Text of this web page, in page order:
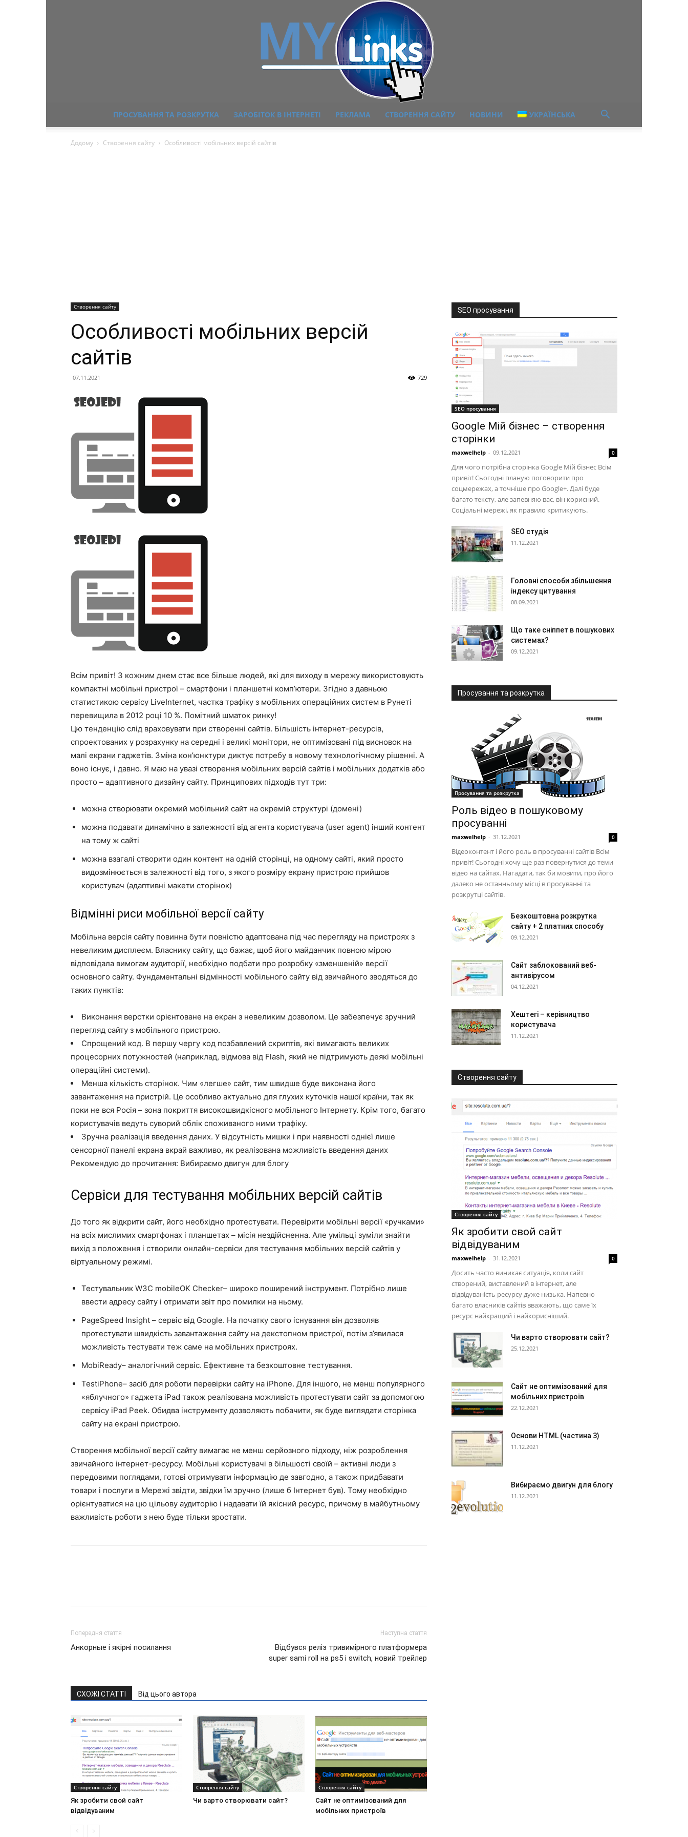
ПРОСУВАННЯ ТА РОЗКРУТКА ЗАРОБІТОК В ІНТЕРНЕТІ РЕКЛАМА СТВОРЕННЯ САЙТУ НОВИНИ УКРАЇНСЬКА
Додому Створення сайту Особливості мобільних версій сайтів
Створення сайту
Особливості мобільних версій
сайтів
07.11.2021 729
Всім привіт! З кожним днем стає все більше людей, які для виходу в мережу використовують
компактні мобільні пристрої – смартфони і планшетні комп’ютери. Згідно з давньою
статистикою сервісу LiveInternet, частка трафіку з мобільних операційних систем в Рунеті
перевищила в 2012 році 10 %. Помітний шматок ринку!
Цю тенденцію слід враховувати при створенні сайтів. Більшість інтернет-ресурсів,
спроектованих у розрахунку на середні і великі монітори, не оптимізовані під висновок на
малі екрани гаджетів. Зміна кон’юнктури диктує потребу в новому технологічному рішенні. А
воно існує, і давно. Я маю на увазі створення мобільних версій сайтів і мобільних додатків або
просто – адаптивного дизайну сайту. Принципових підходів тут три:
можна створювати окремий мобільний сайт на окремій структурі (домені)
можна подавати динамічно в залежності від агента користувача (user agent) інший контент
на тому ж сайті
можна взагалі створити один контент на одній сторінці, на одному сайті, який просто
видозмінюється в залежності від того, з якого розміру екрану пристрою прийшов
користувач (адаптивні макети сторінок)
Відмінні риси мобільної версії сайту
Мобільна версія сайту повинна бути повністю адаптована під час перегляду на пристроях з
невеликим дисплеєм. Власнику сайту, що бажає, щоб його майданчик повною мірою
відповідала вимогам аудиторії, необхідно подбати про розробку «зменшеній» версії
основного сайту. Фундаментальні відмінності мобільного сайту від звичайного зводяться до
таких пунктів:
Виконання верстки орієнтоване на екран з невеликим дозволом. Це забезпечує зручний
перегляд сайту з мобільного пристрою.
Спрощений код. В першу чергу код позбавлений скриптів, які вимагають великих
процесорних потужностей (наприклад, відмова від Flash, який не підтримують деякі мобільні
операційні системи).
Менша кількість сторінок. Чим «легше» сайт, тим швидше буде виконана його
завантаження на пристрій. Це особливо актуально для глухих куточків нашої країни, так як
поки не вся Росія – зона покриття високошвидкісного мобільного Інтернету. Крім того, багато
користувачів ведуть суворий облік споживаного ними трафіку.
Зручна реалізація введення даних. У відсутність мишки і при наявності однієї лише
сенсорної панелі екрана вкрай важливо, як реалізована можливість введення даних
Рекомендую до прочитання: Вибираємо двигун для блогу
Сервіси для тестування мобільних версій сайтів
До того як відкрити сайт, його необхідно протестувати. Перевірити мобільні версії «ручками»
на всіх мислимих смартфонах і планшетах – місія нездійсненна. Але умільці зуміли знайти
вихід з положення і створили онлайн-сервіси для тестування мобільних версій сайтів у
віртуальному режимі.
Тестувальник W3C mobileOK Checker– широко поширений інструмент. Потрібно лише
ввести адресу сайту і отримати звіт про помилки на ньому.
PageSpeed Insight – сервіс від Google. На початку свого існування він дозволяв
протестувати швидкість завантаження сайту на декстопном пристрої, потім з’явилася
можливість тестувати теж саме на мобільних пристроях.
MobiReady– аналогічний сервіс. Ефективне та безкоштовне тестування.
TestiPhone– засіб для роботи перевірки сайту на iPhone. Для іншого, не менш популярного
«яблучного» гаджета iPad також реалізована можливість протестувати сайт за допомогою
сервісу iPad Peek. Обидва інструменту дозволяють побачити, як буде виглядати сторінка
сайту на екрані пристрою.
Створення мобільної версії сайту вимагає не менш серйозного підходу, ніж розроблення
звичайного інтернет-ресурсу. Мобільні користувачі в більшості своїй – активні люди з
передовими поглядами, готові отримувати інформацію де завгодно, а також придбавати
товари і послуги в Мережі звідти, звідки їм зручно (лише б Інтернет був). Тому необхідно
орієнтуватися на цю цільову аудиторію і надавати їй якісний ресурс, причому в майбутньому
важливість роботи з нею буде тільки зростати.
Попередня стаття
Анкорные і якірні посилання
Наступна стаття
Відбувся реліз тривимірного платформера
super sami roll на ps5 і switch, новий трейлер
СХОЖІ СТАТТІ Від цього автора
Створення сайту
Як зробити свой сайт
відвідуваним
Створення сайту
Чи варто створювати сайт?
Створення сайту
Сайт не оптимізований для
мобільних пристроїв
SEO просування
SEO просування
Google Мій бізнес – створення
сторінки
maxwelhelp - 09.12.2021 0
Для чого потрібна сторінка Google Мій бізнес Всім
привіт! Сьогодні планую поговорити про
соцмережах, а точніше про Google+. Далі буде
багато тексту, але запевняю вас, він корисний.
Соціальні мережі, як правило критикують.
SEO студія
11.12.2021
Головні способи збільшення
індексу цитування
08.09.2021
Що таке сніппет в пошукових
системах?
09.12.2021
Просування та розкрутка
Просування та розкрутка
Роль відео в пошуковому
просуванні
maxwelhelp - 31.12.2021 0
Відеоконтент і його роль в просуванні сайтів Всім
привіт! Сьогодні хочу ще раз повернутися до теми
відео на сайтах. Нагадати, так би мовити, про його
далеко не останньому місці в просуванні та
розкрутці сайтів.
Безкоштовна розкрутка
сайту + 2 платних способу
09.12.2021
Сайт заблокований веб-
антивірусом
04.12.2021
Хештегі – керівництво
користувача
11.12.2021
Створення сайту
Створення сайту
Як зробити свой сайт
відвідуваним
maxwelhelp - 31.12.2021 0
Досить часто виникає ситуація, коли сайт
створений, виставлений в інтернет, але
відвідуваність ресурсу дуже низька. Напевно
багато власників сайтів вважають, що саме їх
ресурс найкращий і найкорисніший.
Чи варто створювати сайт?
25.12.2021
Сайт не оптимізований для
мобільних пристроїв
22.12.2021
Основи HTML (частина 3)
11.12.2021
Вибираємо двигун для блогу
11.12.2021